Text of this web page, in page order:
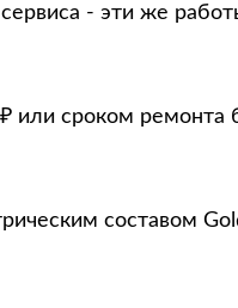
- эти же
сроком ремонта
составом